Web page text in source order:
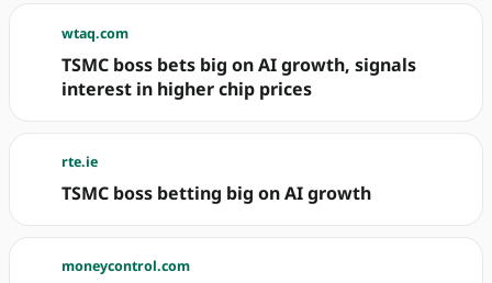
wtaq.com
TSMC boss bets big on AI growth, signals
interest in higher chip prices
rte.ie
TSMC boss betting big on AI growth
moneycontrol.com